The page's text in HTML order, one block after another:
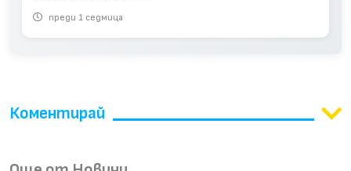
преди 1 седмица
Коментирай